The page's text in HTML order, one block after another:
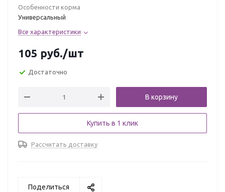
Особенности корма
Универсальный
Все характеристики
105 руб./шт
Достаточно
В корзину
Купить в 1 клик
Рассчитать доставку
Поделиться